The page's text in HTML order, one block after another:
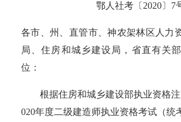
鄂人社考〔2020〕7
各市、州、直管市、神农架林区人力
局、住房和城乡建设局，省直有关
位：
根据住房和城乡建设部执业资格
020年度二级建造师执业资格考试（统